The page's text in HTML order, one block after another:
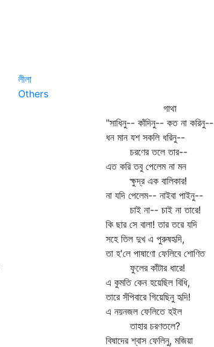
লীলা
Others
গাথা
"সাধিনু-- কাঁদিনু-- কত না করিনু--
ধন মান যশ সকলি ধরিনু--
চরণের তলে তার--
এত করি তবু পেলেম না মন
ক্ষুদ্র এক বালিকার!
না যদি পেলেম-- নাইবা পাইনু--
চাই না-- চাই না তারে!
কি ছার সে বালা! তার তরে যদি
সহে তিল দুখ এ পুরুষহৃদি,
তা হ'লে পাষাণো ফেলিবে শোণিত
ফুলের কাঁটার ধারে!
এ কুমতি কেন হয়েছিল বিধি,
তারে সঁপিবারে গিয়েছিনু হৃদি!
এ নয়নজল ফেলিতে হইল
তাহার চরণতলে?
বিষাদের শ্বাস ফেলিনু, মজিয়া